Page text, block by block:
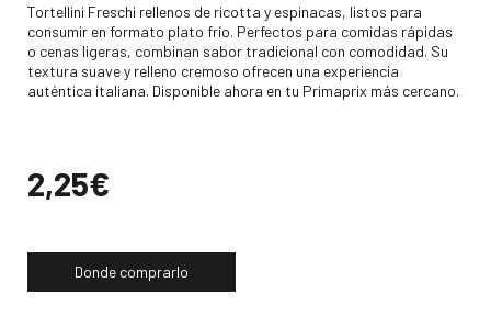
Descripción
Tortellini Freschi rellenos de ricotta y espinacas, listos para
consumir en formato plato frío. Perfectos para comidas rápidas
o cenas ligeras, combinan sabor tradicional con comodidad. Su
textura suave y relleno cremoso ofrecen una experiencia
auténtica italiana. Disponible ahora en tu Primaprix más cercano.
Precio
2,25€
Donde comprarlo